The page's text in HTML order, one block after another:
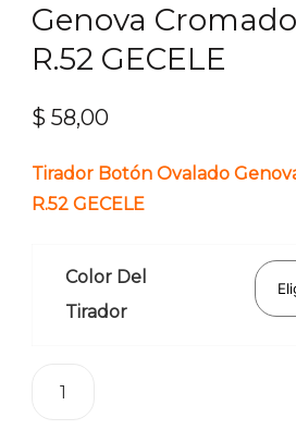
Genova
R.52 GECELE
$ 58,00
Tirador Botón Ovalado
R.52 GECELE
Color Del
Tirador
Botón